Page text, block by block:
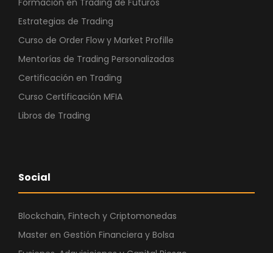
Formación en Trading de Futuros
Estrategias de Trading
Curso de Order Flow y Market Profille
Mentorías de Trading Personalizadas
Certificación en Trading
Curso Certificación MFIA
Libros de Trading
Social
Blockchain, Fintech y Criptomonedas
Master en Gestión Financiera y Bolsa